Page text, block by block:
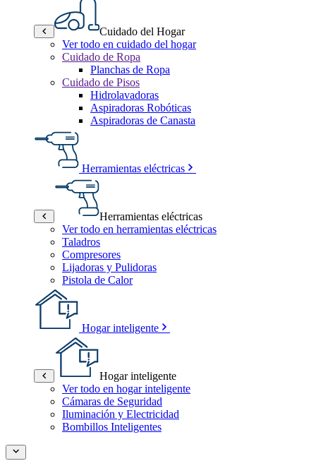
Cuidado del Hogar
Ver todo en cuidado del hogar
Cuidado de Ropa
Planchas de Ropa
Cuidado de Pisos
Hidrolavadoras
Aspiradoras Robóticas
Aspiradoras de Canasta
Herramientas eléctricas
Herramientas eléctricas
Ver todo en herramientas eléctricas
Taladros
Compresores
Lijadoras y Pulidoras
Pistola de Calor
Hogar inteligente
Hogar inteligente
Ver todo en hogar inteligente
Cámaras de Seguridad
Iluminación y Electricidad
Bombillos Inteligentes